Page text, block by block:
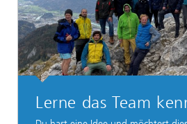
Lerne das Team